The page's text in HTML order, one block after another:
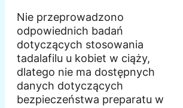
Nie przeprowadzono
odpowiednich badań
dotyczących stosowania
tadalafilu u kobiet w ciąży,
dlatego nie ma dostępnych
danych dotyczących
bezpieczeństwa preparatu w